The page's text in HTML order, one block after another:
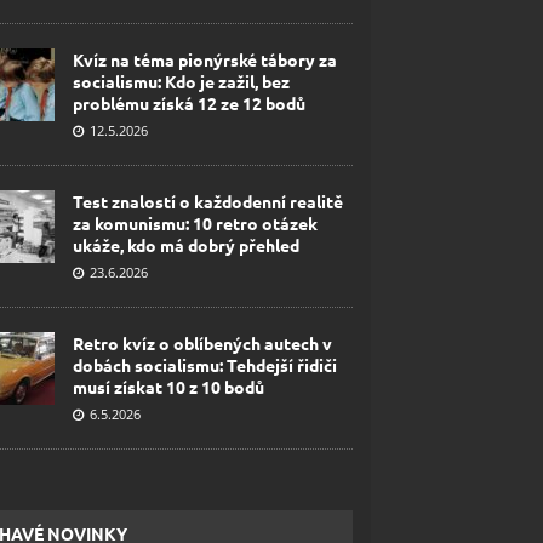
Kvíz na téma pionýrské tábory za
socialismu: Kdo je zažil, bez
problému získá 12 ze 12 bodů
12.5.2026
Test znalostí o každodenní realitě
za komunismu: 10 retro otázek
ukáže, kdo má dobrý přehled
23.6.2026
Retro kvíz o oblíbených autech v
dobách socialismu: Tehdejší řidiči
musí získat 10 z 10 bodů
6.5.2026
NOVINKY